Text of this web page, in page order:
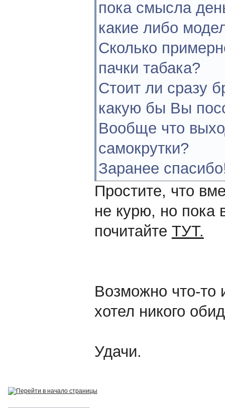
пока смысла
какие либо
Сколько
пачки табака?
Стоит ли сразу
какую бы Вы
Вообще что
самокрутки?
Заранее
Простите, что
не курю, но пока
почитайте ТУТ.
Возможно что-то
хотел никого
Удачи.